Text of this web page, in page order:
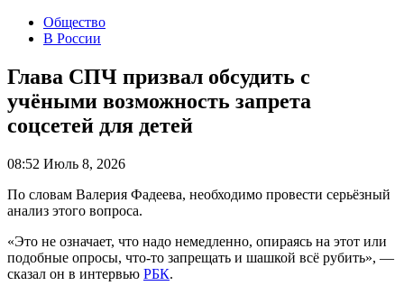
Общество
В России
Глава СПЧ призвал обсудить с
учёными возможность запрета
соцсетей для детей
08:52 Июль 8, 2026
По словам Валерия Фадеева, необходимо провести серьёзный
анализ этого вопроса.
«Это не означает, что надо немедленно, опираясь на этот или
подобные опросы, что-то запрещать и шашкой всё рубить», —
сказал он в интервью РБК.